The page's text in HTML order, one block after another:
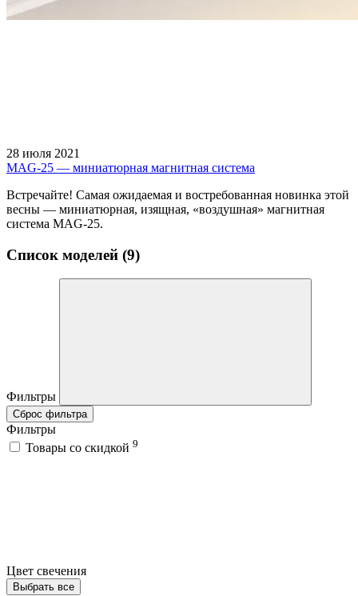
28 июля 2021
MAG-25 — миниатюрная магнитная система
Встречайте! Самая ожидаемая и востребованная новинка этой
весны — миниатюрная, изящная, «воздушная» магнитная
система MAG-25.
Список моделей (9)
Фильтры
Сброс фильтра
Фильтры
Товары со скидкой 9
Цвет свечения
Выбрать все